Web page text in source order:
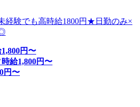
経験でも高時給1800円★日勤のみ×
1,800円〜
時給1,800円〜
円〜